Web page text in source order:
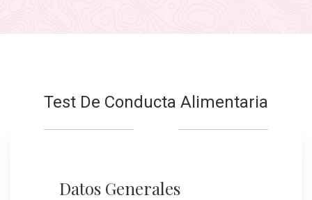
Test De Conducta Alimentaria
Datos Generales